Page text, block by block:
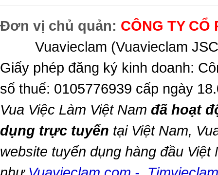
Đơn vị chủ quản: CÔNG TY CỔ
Vuavieclam (Vuavieclam
Giấy phép đăng ký kinh doanh:
số thuế: 0105776939 cấp ngày
Vua Việc Làm Việt Nam đã hoạt
dụng trực tuyến tại Việt Nam,
website tuyển dụng hàng đầu Việt